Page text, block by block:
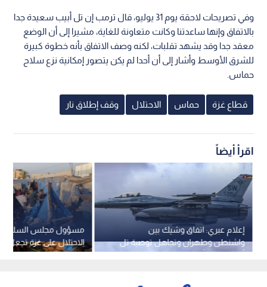
وفي تصريحات لاحقة يوم 31 يوليو، قال ترمب إن تل أبيب سعيدة جدا
بالاتفاق وإنها ساعدتنا وكانت متعاونة للغاية، مشيرا إلى أن الوضع
معقد جدا وقد يشهد تقلبات، لكنه وصف الاتفاق بأنه خطوة كبيرة
للشرق الأوسط وأشار إلى أن أحدا لم يكن يتصور إمكانية نزع سلاح
حماس.
قطاع غزة حماس الاحتلال وقف إطلاق نار
اقرأ أيضاً
مسؤول مجلس السلام:
الاحتلال على غزة تجعل
الدائم صعبا
إعلام عبري: اتفاق وشيك بين
واشنطن وطهران وتجاهل توصية تل
أبيب بضرب أهداف اقتصادية في إيران